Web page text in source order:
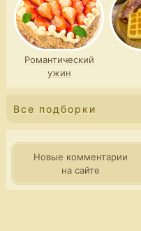
Романтический
ужин
Все подборки
Новые комментарии
на сайте